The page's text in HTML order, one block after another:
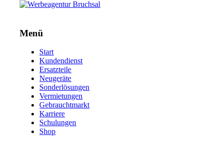
Menü
Start
Kundendienst
Ersatzteile
Neugeräte
Sonderlösungen
Vermietungen
Gebrauchtmarkt
Karriere
Schulungen
Shop